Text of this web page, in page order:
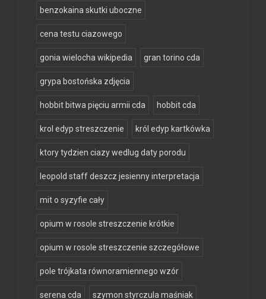
benzokaina skutki uboczne
cena testu ciazowego
gonia wielocha wikipedia gran torino cda
grypa bostońska zdjęcia
hobbit bitwa pięciu armii cda hobbit cda
krol edyp streszczenie król edyp kartkówka
ktory tydzien ciazy wedlug daty porodu
leopold staff deszcz jesienny interpretacja
mit o syzyfie cały
opium w rosole streszczenie krótkie
opium w rosole streszczenie szczegółowe
pole trójkata równoramiennego wzór
serena cda szymon styrczula maśniak